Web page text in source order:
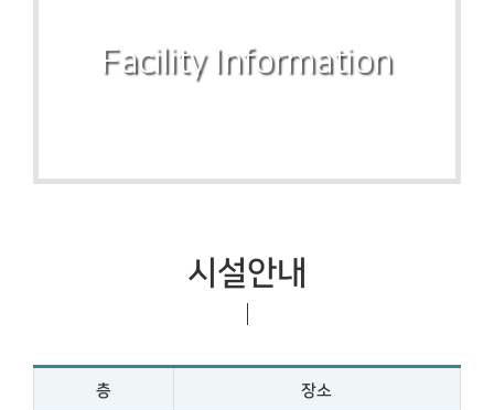
Facility Information
시설안내
층 장소